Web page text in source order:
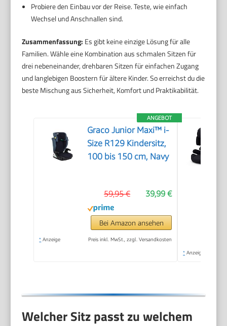
Probiere den Einbau vor der Reise. Teste, wie einfach
Wechsel und Anschnallen sind.
Zusammenfassung: Es gibt keine einzige Lösung für alle
Familien. Wähle eine Kombination aus schmalen Sitzen für
drei nebeneinander, drehbaren Sitzen für einfachen Zugang
und langlebigen Boostern für ältere Kinder. So erreichst du die
beste Mischung aus Sicherheit, Komfort und Praktikabilität.
ANGEBOT
Graco Junior Maxi™ i-
Size R129 Kindersitz,
100 bis 150 cm, Navy
39,99 €
59,95 €
Bei Amazon ansehen
* Anzeige Preis inkl. MwSt., zzgl. Versandkosten
* Anzeige
Welcher Sitz passt zu welchem